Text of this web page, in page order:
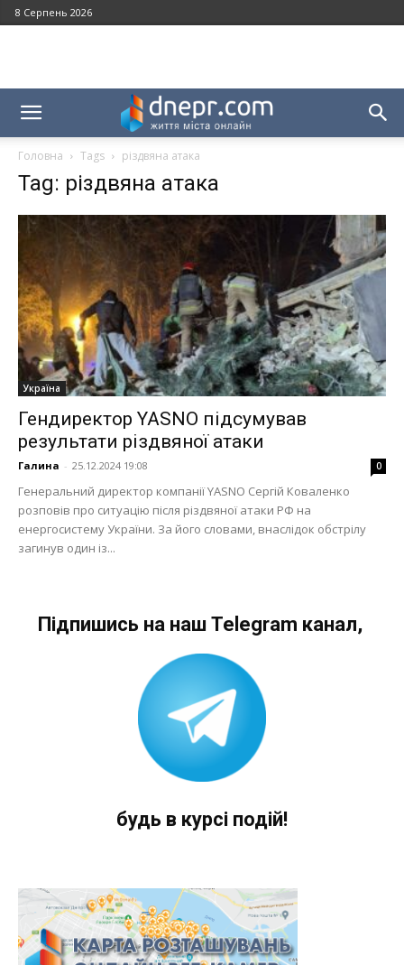
8 Серпень 2026
Головна Tags різдвяна атака
Tag: різдвяна атака
Україна
Гендиректор YASNO підсумував
результати різдвяної атаки
Галина - 25.12.2024 19:08 0
Генеральний директор компанії YASNO Сергій Коваленко
розповів про ситуацію після різдвяної атаки РФ на
енергосистему України. За його словами, внаслідок обстрілу
загинув один із...
Підпишись на наш Telegram канал,
будь в курсі подій!